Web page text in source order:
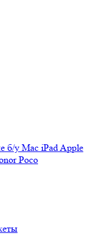
б/у Mac iPadApple
Poco